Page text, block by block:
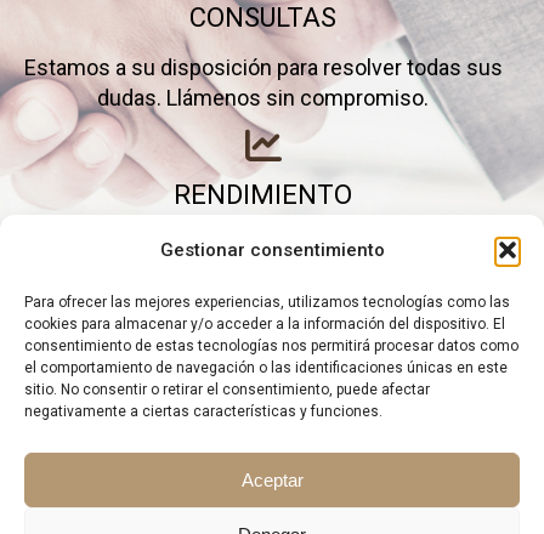
Gestionar consentimiento
Para ofrecer las mejores experiencias, utilizamos tecnologías como las
cookies para almacenar y/o acceder a la información del dispositivo. El
consentimiento de estas tecnologías nos permitirá procesar datos como
el comportamiento de navegación o las identificaciones únicas en este
sitio. No consentir o retirar el consentimiento, puede afectar
negativamente a ciertas características y funciones.
Aceptar
CONSULTAS
Estamos a su disposición para resolver todas sus
dudas. Llámenos sin compromiso.
RENDIMIENTO
Elimine gastos inútiles y saque el máximo partido a